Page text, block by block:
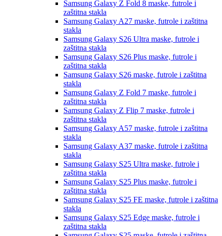
Samsung Galaxy Z Fold 8 maske, futrole i
zaštitna stakla
Samsung Galaxy A27 maske, futrole i zaštitna
stakla
Samsung Galaxy S26 Ultra maske, futrole i
zaštitna stakla
Samsung Galaxy S26 Plus maske, futrole i
zaštitna stakla
Samsung Galaxy S26 maske, futrole i zaštitna
stakla
Samsung Galaxy Z Fold 7 maske, futrole i
zaštitna stakla
Samsung Galaxy Z Flip 7 maske, futrole i
zaštitna stakla
Samsung Galaxy A57 maske, futrole i zaštitna
stakla
Samsung Galaxy A37 maske, futrole i zaštitna
stakla
Samsung Galaxy S25 Ultra maske, futrole i
zaštitna stakla
Samsung Galaxy S25 Plus maske, futrole i
zaštitna stakla
Samsung Galaxy S25 FE maske, futrole i zaštitna
stakla
Samsung Galaxy S25 Edge maske, futrole i
zaštitna stakla